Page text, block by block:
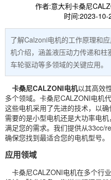
作者:意大利卡桑尼
时间:2023-10-
了解Calzoni电机的工作原理和
机介绍，涵盖液压动力传递和柱
车轮驱动等多领域的关键应用。
卡桑尼CALZONI电机以其高效
多个领域。卡桑尼CALZONI电机
这些电机采用了先进的技术，以
需要的是小型电机还是大功率电
满足您的需求。我们提供从33cc/
确保您找到最适合您的电机型号。
应用领域
卡桑尼CALZONI电机在多个行